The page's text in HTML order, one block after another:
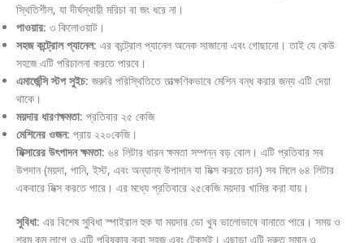
স্থিতিশীল, যা দীর্ঘস্থায়ী মরিচা বা জং ধরে না।
পাওয়ার: ৩ কিলোওয়াট।
সহজ কন্ট্রোল প্যানেল: এর কন্ট্রোল প্যানেল অনেক সাজানো এবং গোছানো। তাই যে কেউ
সহজে এটি পরিচালনা করতে পারবে।
এমার্জেন্সি স্টপ সুইচ: জরুরি পরিস্থিতিতে তাত্ক্ষণিকভাবে মেশিন বন্ধ করার জন্য এটি দেয়া
থাকে।
ময়দার ধারণক্ষমতা: প্রতিবার ২৫ কেজি
মেশিনের ওজন: প্রায় ২২০কেজি।
মিক্সারের উৎপাদন ক্ষমতা: ৬৪ লিটার ধারন ক্ষমতা সম্পন্ন বড় বোল। এটি প্রতিবার সব
উপদান (ময়দা, পানি, ইস্ট, এবং অন্যান্য উপাদান যা মিক্স করতে চান) সব মিলে ৬৪ লিটার
একবারে মিক্স করতে পারে। এর মধ্যে প্রতিবারে ২৫কেজি ময়দার খামির করা যায়।
সুবিধা: এর বিশেষ সুবিধা স্পাইরাল হুক যা ময়দার ডো খুব ভালোভাবে বানাতে পারে। সময় ও
শ্রম কম লাগে ও এটি পরিষ্কার করা সহজ এবং টেকসই। এছাড়া এটি দ্রুত সমান ও